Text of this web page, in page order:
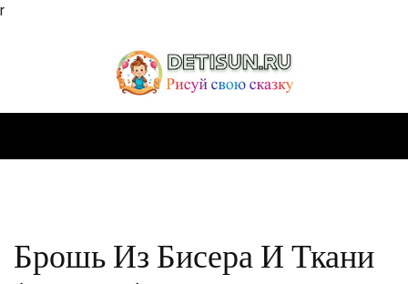
r
Брошь Из Бисера И Ткани